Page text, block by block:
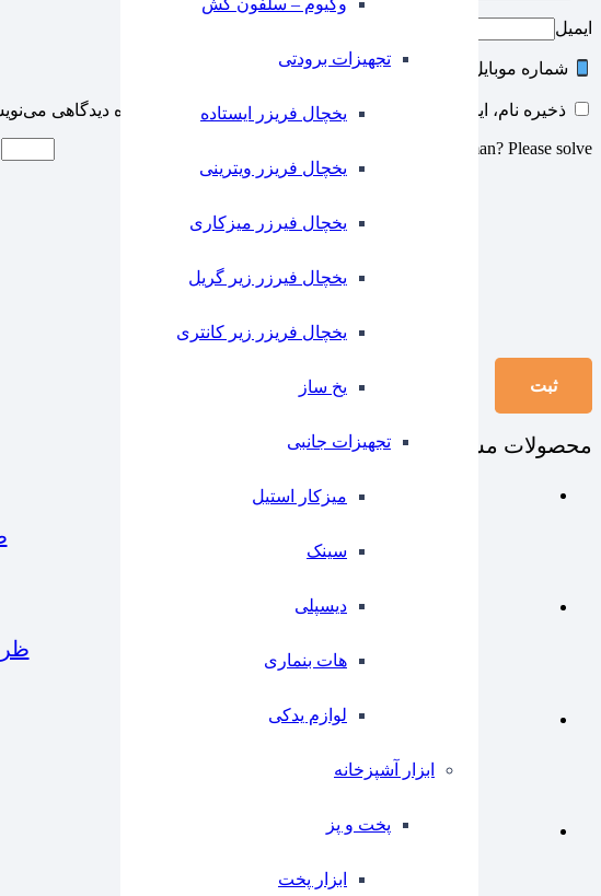
وکیوم – سلفون کش
تجهیزات برودتی
یخچال فریزر ایستاده
یخچال فریزر ویترینی
یخچال فیرزر میزکاری
یخچال فیرزر زیر گریل
یخچال فریزر زیر کانتری
⁠یخ ساز
تجهیزات جانبی
میزکار استیل
سینک
دیسپلی
هات بنماری
لوازم یدکی
ابزار آشپزخانه
پخت و پز
ابزار پخت
ایمیل
شماره موبایل
ذخیره نام، ایمیل و وبسایت من در مرورگر برای زمانی که دوباره دیدگاهی
Are you human? Please solve:
محصولات مشابه